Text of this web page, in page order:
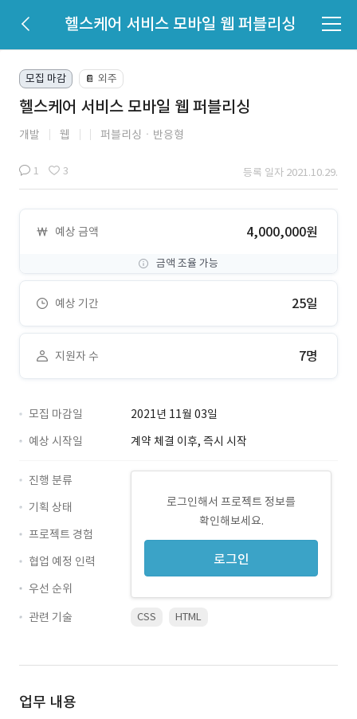
헬스케어 서비스 모바일 웹 퍼블리싱
모집 마감 📔 외주
헬스케어 서비스 모바일 웹 퍼블리싱
개발 웹 퍼블리싱ㆍ반응형
1 3 등록 일자 2021.10.29.
예상 금액 4,000,000원
금액 조율 가능
예상 기간 25일
지원자 수 7명
모집 마감일
2021년 11월 03일
예상 시작일
계약 체결 이후, 즉시 시작
로그인해서 프로젝트 정보를
확인해보세요.
로그인
진행 분류
기획 상태
프로젝트 경험
협업 예정 인력
우선 순위
관련 기술
CSS HTML
업무 내용